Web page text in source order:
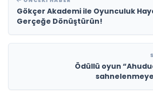
Gökçer Akademi ile Oyunculuk
Gerçeğe Dönüştürün!
Ödüllü oyun